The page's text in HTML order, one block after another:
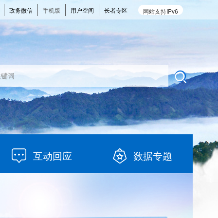
网站支持IPv6
政务微信 手机版 用户空间 长者专区
互动回应 数据专题